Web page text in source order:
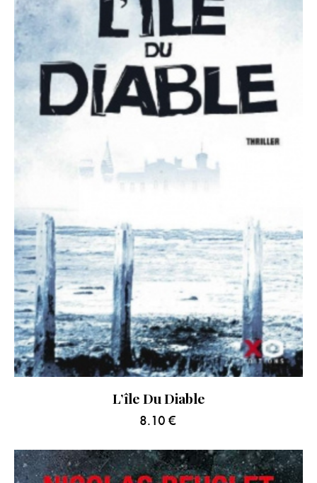
L’île Du Diable
8.10 €